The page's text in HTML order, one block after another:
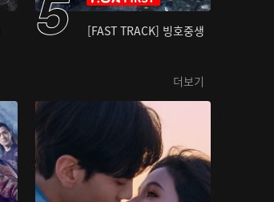
[FAST TRACK] 빙호중생
더보기